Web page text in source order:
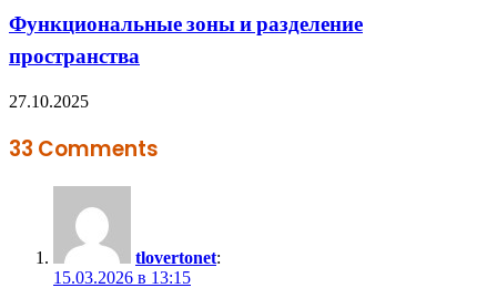
Функциональные зоны и разделение
пространства
27.10.2025
33 Comments
tlovertonet:
15.03.2026 в 13:15